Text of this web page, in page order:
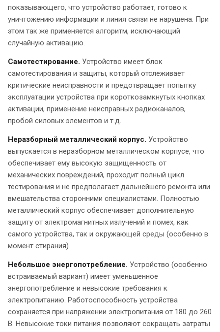
показывающего, что устройство работает, готово к
уничтожению информации и линия связи не нарушена. При
этом так же применяется алгоритм, исключающий
случайную активацию.
Самотестирование. Устройство имеет блок
самотестирования и защиты, который отслеживает
критические неисправности и предотвращает попытку
эксплуатации устройства при короткозамкнутых кнопках
активации, применение неисправных радиоканалов,
пробой силовых элементов и т.д.
Неразборный металлический корпус. Устройство
выпускается в неразборном металлическом корпусе, что
обеспечивает ему высокую защищенность от
механических повреждений, проходит полный цикл
тестирования и не предполагает дальнейшего ремонта или
вмешательства сторонними специалистами. Полностью
металлический корпус обеспечивает дополнительную
защиту от электромагнитных излучений и помех, как
самого устройства, так и окружающей среды (особенно в
момент стирания).
Небольшое энергопотребление. Устройство (особенно
встраиваемый вариант) имеет уменьшенное
энергопотребление и невысокие требования к
электропитанию. Работоспособность устройства
сохраняется при напряжении электропитания от 180 до 260
В. Невысокие токи питания позволяют сокращать затраты